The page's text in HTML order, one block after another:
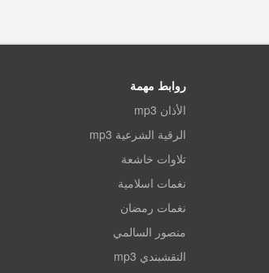
روابط مهمة
الأذان mp3
الرقية الشرعية mp3
تلاوات خاشعة
نغمات اسلامية
نغمات رمضان
منصور السالمي
النقشبندي mp3